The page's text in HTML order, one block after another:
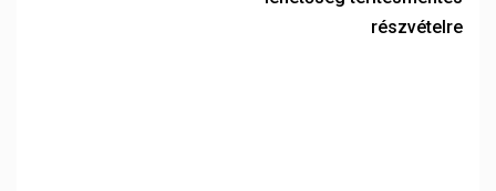
részvételre